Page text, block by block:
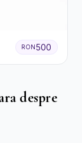
RON 500
despre